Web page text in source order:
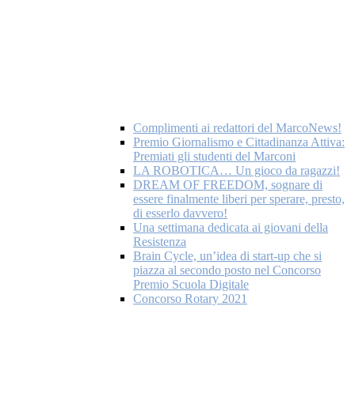
Complimenti ai redattori del MarcoNews!
Premio Giornalismo e Cittadinanza Attiva:
Premiati gli studenti del Marconi
LA ROBOTICA… Un gioco da ragazzi!
DREAM OF FREEDOM, sognare di
essere finalmente liberi per sperare, presto,
di esserlo davvero!
Una settimana dedicata ai giovani della
Resistenza
Brain Cycle, un’idea di start-up che si
piazza al secondo posto nel Concorso
Premio Scuola Digitale
Concorso Rotary 2021